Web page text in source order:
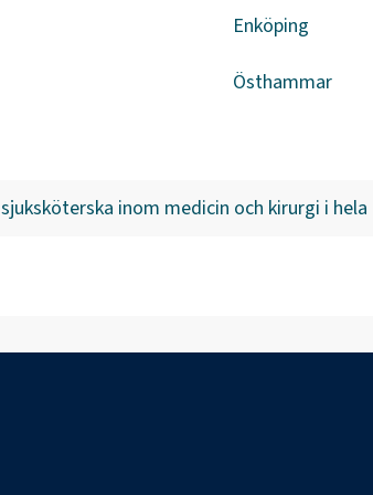
Enköping
Östhammar
sjuksköterska inom medicin och kirurgi i hela